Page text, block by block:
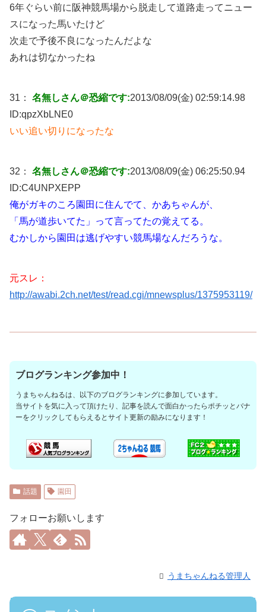
6年ぐらい前に阪神競馬場から脱走して道路走ってニュー
スになった馬いたけど
次走で予後不良になったんだよな
あれは切なかったね
31： 名無しさん＠恐縮です:2013/08/09(金) 02:59:14.98
ID:qpzXbLNE0
いい追い切りになったな
32： 名無しさん＠恐縮です:2013/08/09(金) 06:25:50.94
ID:C4UNPXEPP
俺がガキのころ園田に住んでて、かあちゃんが、
「馬が道歩いてた」って言ってたの覚えてる。
むかしから園田は逃げやすい競馬場なんだろうな。
元スレ：
http://awabi.2ch.net/test/read.cgi/mnewsplus/1375953119/
ブログランキング参加中！
うまちゃんねるは、以下のブログランキングに参加しています。
当サイトを気に入って頂けたり、記事を読んで面白かったらポチッとバナ
ーをクリックしてもらえるとサイト更新の励みになります！
話題 園田
フォローお願いします
うまちゃんねる管理人